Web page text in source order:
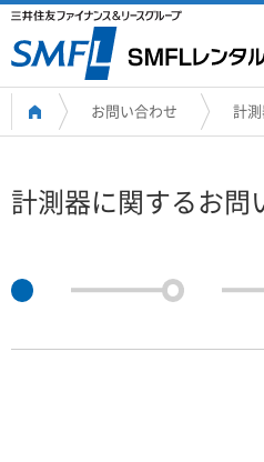
お問い合わせ 計
計測器に関するお問